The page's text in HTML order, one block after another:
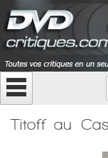
Titoff au